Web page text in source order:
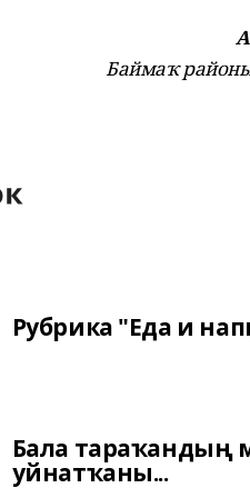
Баймаҡ
Рубрика "Еда и
Бала
уйнатҡаны...